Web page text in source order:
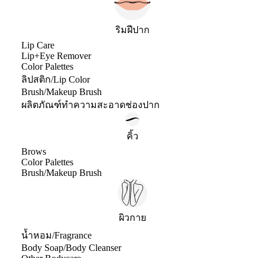
ริมฝีปาก
Lip Care
Lip+Eye Remover
Color Palettes
ลิปสติก/Lip Color
Brush/Makeup Brush
ผลิตภัณฑ์ทำความสะอาดช่องปาก
คิ้ว
Brows
Color Palettes
Brush/Makeup Brush
ผิวกาย
น้ำหอม/Fragrance
Body Soap/Body Cleanser